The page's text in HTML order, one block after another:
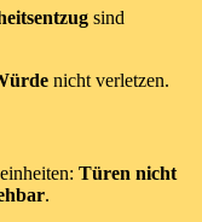
sind
nicht verletzen.
Türen nicht
.